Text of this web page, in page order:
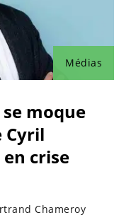
Médias
moque
Cyril
crise
Chameroy